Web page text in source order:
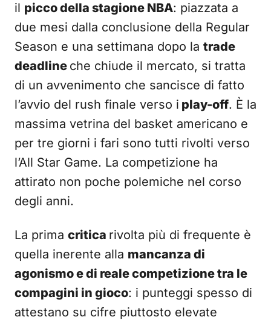
il picco della stagione NBA: piazzata a
due mesi dalla conclusione della Regular
Season e una settimana dopo la trade
deadline che chiude il mercato, si tratta
di un avvenimento che sancisce di fatto
l’avvio del rush finale verso i play-off. È la
massima vetrina del basket americano e
per tre giorni i fari sono tutti rivolti verso
l’All Star Game. La competizione ha
attirato non poche polemiche nel corso
degli anni.
La prima critica rivolta più di frequente è
quella inerente alla mancanza di
agonismo e di reale competizione tra le
compagini in gioco: i punteggi spesso di
attestano su cifre piuttosto elevate